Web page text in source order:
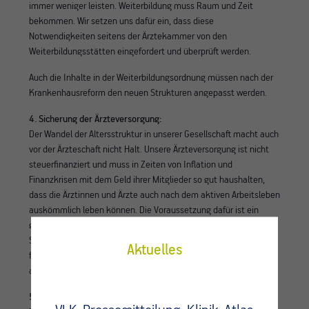
immer weniger leisten. Weiterbildung muss Raum und Zeit
bekommen. Wir setzen uns dafür ein, dass diese
Notwendigkeiten seitens der Ärztekammer von den
Weiterbildungsstätten eingefordert und überprüft werden.
Auch die Inhalte in der Weiterbildungsordnung müssen nach der
Krankenhausreform den neuen Strukturen angepasst werden.
4. Sicherung der Ärzteversorgung:
Der Wandel der Altersstruktur in unserer Gesellschaft macht auch
vor der Ärzteschaft nicht Halt. Unsere Ärzteversorgung ist nicht
steuerfinanziert und muss in Zeiten von Inflation und
Finanzkrisen mit dem Geld ihrer Mitglieder so gut haushalten,
dass die Ärztinnen und Ärzte auch nach dem aktiven Arbeitsleben
auskömmlich leben können. Die Voraussetzung dafür ist ein
gutes finanzwirtschaftliches Handeln. Wir sind in den
Selbstbestimmungsgremien der ÄVWL vertreten, und sorgen so
für die richtigen Weichenstellungen, damit die Ärzteversorgung
auch in Zukunft sicher ist.
5. Interessensvertretung der älteren Ärztinnen und Ärzte:
Aktuelles